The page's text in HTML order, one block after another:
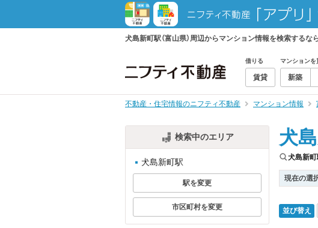
犬島新町駅（富山県）周辺からマンション情報を検索する
借りる
賃貸
マンションを
新築
不動産・住宅情報のニフティ不動産 マンション情報
検索中のエリア
犬島新町駅
駅を変更
市区町村を変更
犬
犬島新
現在の選
並び替え